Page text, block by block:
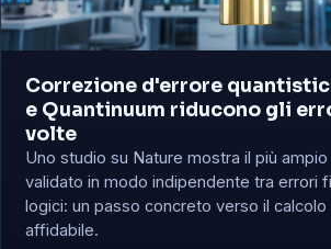
Correzione d'errore
e Quantinuum riducono gli
volte
Uno studio su Nature mostra il più
validato in modo indipendente tra errori
logici: un passo concreto verso il calcolo
affidabile.